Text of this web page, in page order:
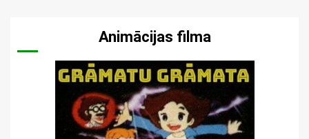
Animācijas filma